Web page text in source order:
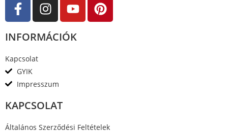
INFORMÁCIÓK
Kapcsolat
GYIK
Impresszum
KAPCSOLAT
Általános Szerződési Feltételek